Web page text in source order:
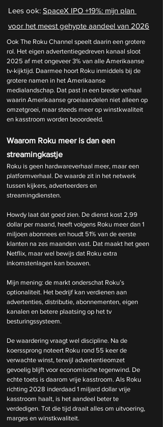
Lees ook: SpaceX IPO +19%: mijn plan
voor het meest gehypte aandeel van 2026
Ook The Roku Channel speelt daarin een grotere
rol. Het eigen advertentiegedreven kanaal sloot
2025 af met ongeveer 3% van alle Amerikaanse
tv-kijktijd. Daarmee hoort Roku inmiddels bij de
grotere namen in het Amerikaanse
medialandschap. Dat past in een breder verhaal
waarin Amerikaanse groeiaandelen niet alleen op
omzetgroei, maar steeds meer op winstkwaliteit
en kasstroom worden beoordeeld.
Waarom Roku meer is dan een
streamingkastje
Roku is geen hardwareverhaal meer, maar een
platformverhaal. De waarde zit in het netwerk
tussen kijkers, adverteerders en
streamingdiensten.
Howdy laat dat goed zien. De dienst kost 2,99
dollar per maand, heeft volgens Roku meer dan 1
miljoen abonnees en houdt 51% van de eerste
klanten na zes maanden vast. Dat maakt het geen
Netflix, maar wel bewijs dat Roku extra
inkomstenlagen kan bouwen.
Mijn mening: de markt onderschat Roku’s
optionaliteit. Het bedrijf kan verdienen aan
advertenties, distributie, abonnementen, eigen
kanalen en betere plaatsing op het tv
besturingssysteem.
De waardering vraagt wel discipline. Na de
koerssprong noteert Roku rond 55 keer de
verwachte winst, terwijl advertentieomzet
gevoelig blijft voor economische tegenwind. De
echte toets is daarom vrije kasstroom. Als Roku
richting 2028 inderdaad 1 miljard dollar vrije
kasstroom haalt, is het aandeel beter te
verdedigen. Tot die tijd draait alles om uitvoering,
marges en winstkwaliteit.